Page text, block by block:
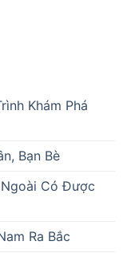
Khám Phá
Bạn Bè
Có Được
Ra Bắc